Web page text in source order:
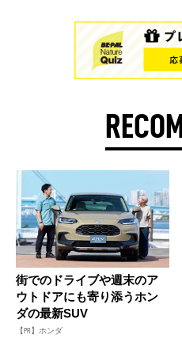
街でのドライブや週末のア
ウトドアにも寄り添うホン
ダの最新SUV
【PR】ホンダ